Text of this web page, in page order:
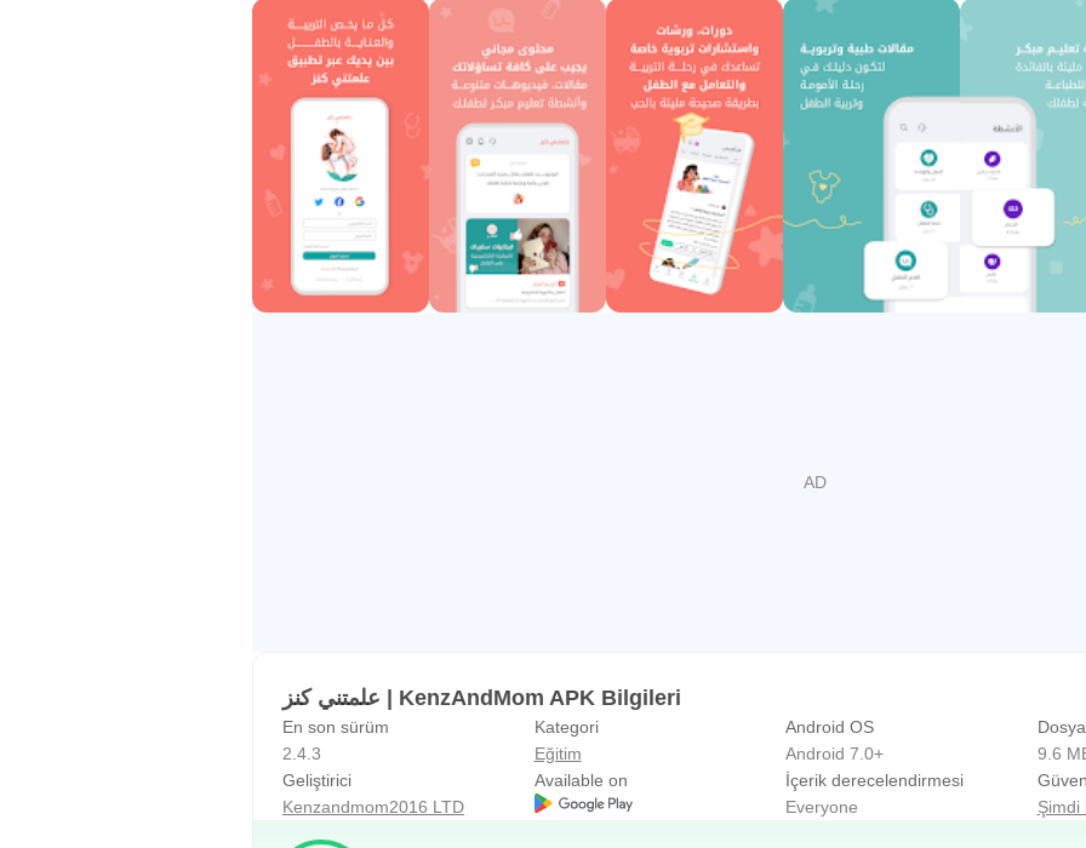
علمتني كنز | KenzAndMom APK Bilgileri
En son sürüm
2.4.3
Kategori
Eğitim
Android OS
Android 7.0+
9.6
Geliştirici
Kenzandmom2016 LTD
Available on
İçerik derecelendirmesi
Everyone
Şimdi